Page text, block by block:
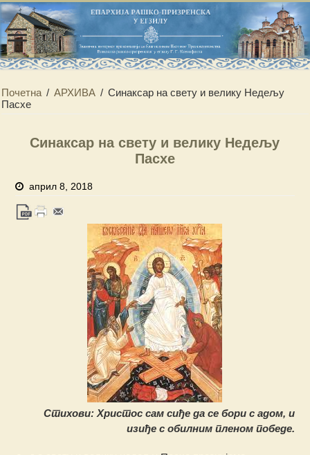
Почетна / АРХИВА / Синаксар на свету и велику Недељу
Пасхе
Синаксар на свету и велику Недељу
Пасхе
април 8, 2018
Стихови: Христос сам сиђе да се бори с адом, и
изиђе с обилним пленом победе.